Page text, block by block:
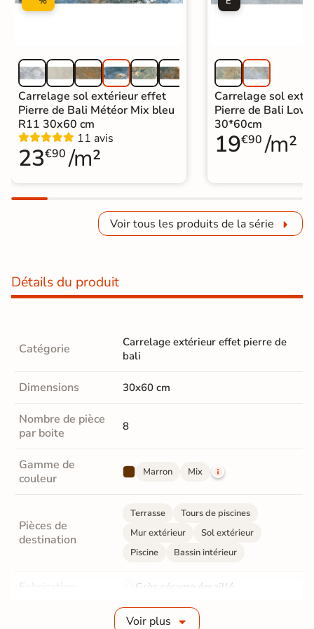
Carrelage sol extérieur effet
Pierre de Bali Météor Mix bleu
R11 30x60 cm
11 avis
23€90 /m²
Carrelage sol
Pierre de Bali
30*60cm
19€90 /m²
Voir tous les produits de la série
Détails du produit
Catégorie
Carrelage extérieur effet pierre de
bali
Dimensions 30x60 cm
Nombre de pièce
par boite
8
Gamme de
couleur
Marron Mix
Pièces de
destination
Terrasse
Tours de piscines
Mur extérieur
Sol extérieur
Piscine
Bassin intérieur
Fabrication Grès cérame émaillé
9 mm
Voir plus